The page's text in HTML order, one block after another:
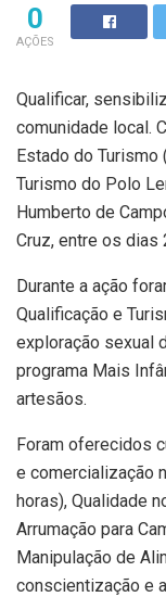
0
AÇÕES
Qualificar,
comunidade local.
Estado do Turismo
Turismo do Polo
Humberto de
Cruz, entre os dias
Durante a ação
Qualificação e
exploração sexual
programa Mais
artesãos.
Foram oferecidos
e comercialização
horas), Qualidade
Arrumação para
Manipulação de
conscientização e